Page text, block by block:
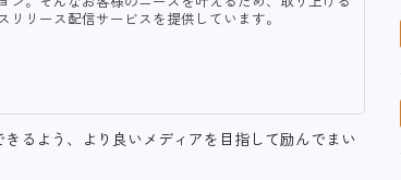
リース配信サービスを提供しています。
るよう、より良いメディアを目指して励んでまい